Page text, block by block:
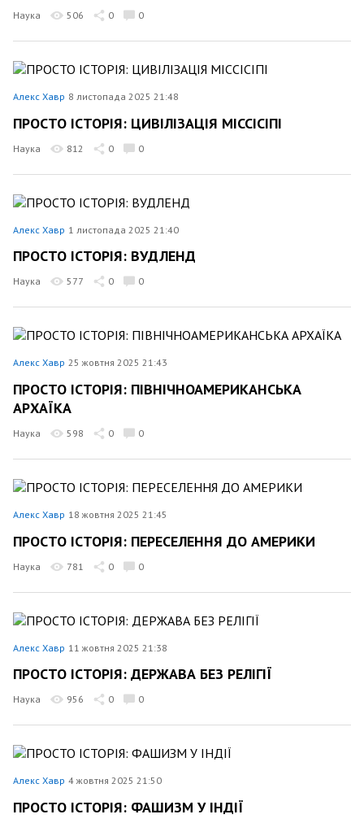
Наука 506 0 0
Алекс Хавр 8 листопада 2025 21:48
ПРОСТО ІСТОРІЯ: ЦИВІЛІЗАЦІЯ МІССІСІПІ
Наука 812 0 0
Алекс Хавр 1 листопада 2025 21:40
ПРОСТО ІСТОРІЯ: ВУДЛЕНД
Наука 577 0 0
Алекс Хавр 25 жовтня 2025 21:43
ПРОСТО ІСТОРІЯ: ПІВНІЧНОАМЕРИКАНСЬКА
АРХАЇКА
Наука 598 0 0
Алекс Хавр 18 жовтня 2025 21:45
ПРОСТО ІСТОРІЯ: ПЕРЕСЕЛЕННЯ ДО АМЕРИКИ
Наука 781 0 0
Алекс Хавр 11 жовтня 2025 21:38
ПРОСТО ІСТОРІЯ: ДЕРЖАВА БЕЗ РЕЛІГІЇ
Наука 956 0 0
Алекс Хавр 4 жовтня 2025 21:50
ПРОСТО ІСТОРІЯ: ФАШИЗМ У ІНДІЇ